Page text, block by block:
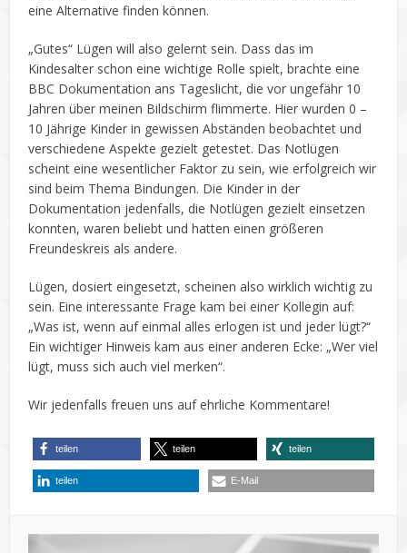
eine Alternative finden können.
„Gutes“ Lügen will also gelernt sein. Dass das im
Kindesalter schon eine wichtige Rolle spielt, brachte eine
BBC Dokumentation ans Tageslicht, die vor ungefähr 10
Jahren über meinen Bildschirm flimmerte. Hier wurden 0 –
10 Jährige Kinder in gewissen Abständen beobachtet und
verschiedene Aspekte gezielt getestet. Das Notlügen
scheint eine wesentlicher Faktor zu sein, wie erfolgreich wir
sind beim Thema Bindungen. Die Kinder in der
Dokumentation jedenfalls, die Notlügen gezielt einsetzen
konnten, waren beliebt und hatten einen größeren
Freundeskreis als andere.
Lügen, dosiert eingesetzt, scheinen also wirklich wichtig zu
sein. Eine interessante Frage kam bei einer Kollegin auf:
„Was ist, wenn auf einmal alles erlogen ist und jeder lügt?“
Ein wichtiger Hinweis kam aus einer anderen Ecke: „Wer viel
lügt, muss sich auch viel merken“.
Wir jedenfalls freuen uns auf ehrliche Kommentare!
teilen teilen teilen
teilen E-Mail